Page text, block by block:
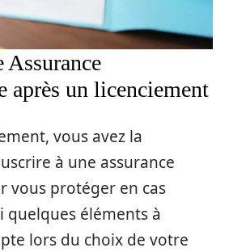
après un licenciement
vous avez la
à une assurance
vous protéger en cas
quelques éléments à
lors du choix de votre